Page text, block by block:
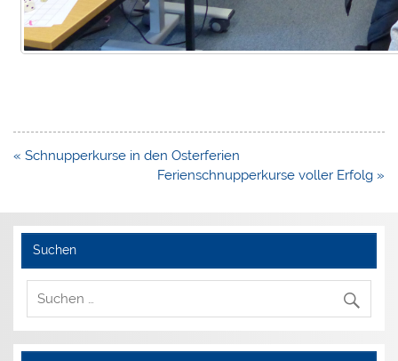
Beitragsnavigation
« Schnupperkurse in den Osterferien
Ferienschnupperkurse voller Erfolg »
Suchen